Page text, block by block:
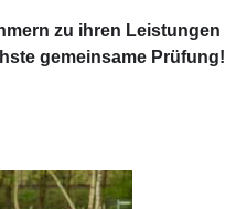
zu ihren Leistungen
gemeinsame Prüfung!